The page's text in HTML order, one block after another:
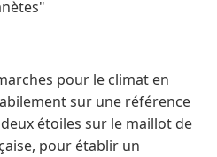
pour le climat en
sur une référence
étoiles sur le maillot de
pour établir un